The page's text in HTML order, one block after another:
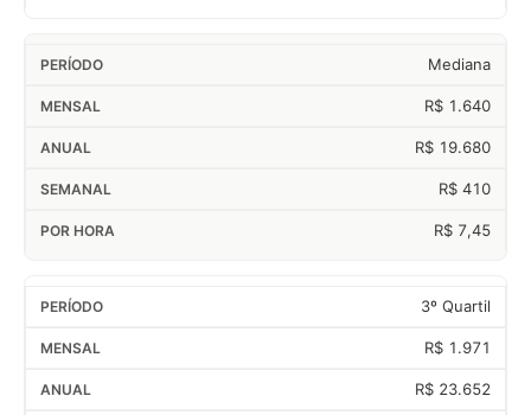
Mediana
R$ 1.640
R$ 19.680
R$ 410
R$ 7,45
3º Quartil
R$ 1.971
R$ 23.652